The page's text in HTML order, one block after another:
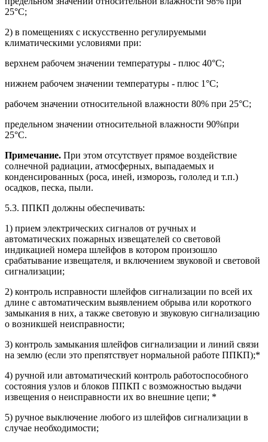
25°С;
2) в помещениях с искусственно регулируемыми
климатическими условиями при:
верхнем рабочем значении температуры - плюс 40°С;
нижнем рабочем значении температуры - плюс 1°С;
рабочем значении относительной влажности 80% при 25°С;
предельном значении относительной влажности 90%при
25°С.
Примечание. При этом отсутствует прямое воздействие
солнечной радиации, атмосферных, выпадаемых и
конденсированных (роса, иней, изморозь, гололед и т.п.)
осадков, песка, пыли.
5.3. ППКП должны обеспечивать:
1) прием электрических сигналов от ручных и
автоматических пожарных извещателей со световой
индикацией номера шлейфов в котором произошло
срабатывание извещателя, и включением звуковой и световой
сигнализации;
2) контроль исправности шлейфов сигнализации по всей их
длине с автоматическим выявлением обрыва или короткого
замыкания в них, а также световую и звуковую сигнализацию
о возникшей неисправности;
3) контроль замыкания шлейфов сигнализации и линий связи
на землю (если это препятствует нормальной работе ППКП);*
4) ручной или автоматический контроль работоспособного
состояния узлов и блоков ППКП с возможностью выдачи
извещения о неисправности их во внешние цепи; *
5) ручное выключение любого из шлейфов сигнализации в
случае необходимости;